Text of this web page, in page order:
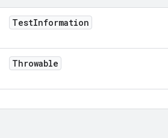
TestInformation
Throwable